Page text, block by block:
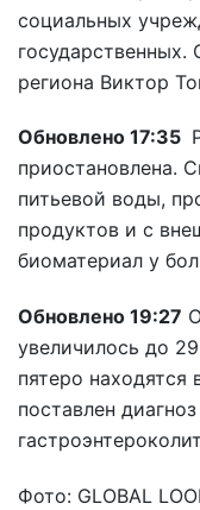
социальных
региона Виктор
Обновлено 17:35
приостановлена.
питьевой воды,
продуктов и с
биоматериал у
Обновлено 19:27
увеличилось до
пятеро
поставлен
Фото: GLOBAL